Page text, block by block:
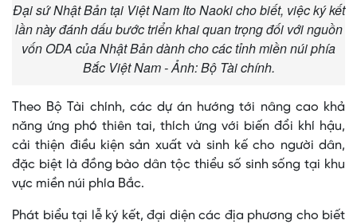
Đại sứ Nhật Bản tại Việt Nam Ito Naoki cho biết, việc ký kết
lần này đánh dấu bước triển khai quan trọng đối với nguồn
vốn ODA của Nhật Bản dành cho các tỉnh miền núi phía
Bắc Việt Nam - Ảnh: Bộ Tài chính.
Theo Bộ Tài chính, các dự án hướng tới nâng cao khả
năng ứng phó thiên tai, thích ứng với biến đổi khí hậu,
cải thiện điều kiện sản xuất và sinh kế cho người dân,
đặc biệt là đồng bào dân tộc thiểu số sinh sống tại khu
vực miền núi phía Bắc.
Phát biểu tại lễ ký kết, đại diện các địa phương cho biết